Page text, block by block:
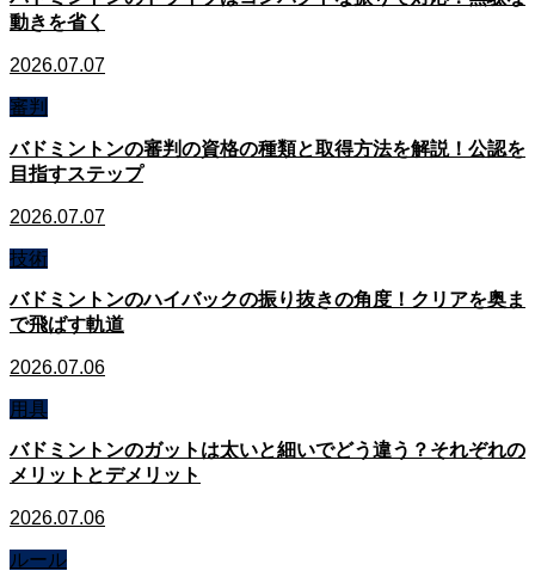
動きを省く
2026.07.07
審判
バドミントンの審判の資格の種類と取得方法を解説！公認を
目指すステップ
2026.07.07
技術
バドミントンのハイバックの振り抜きの角度！クリアを奥ま
で飛ばす軌道
2026.07.06
用具
バドミントンのガットは太いと細いでどう違う？それぞれの
メリットとデメリット
2026.07.06
ルール